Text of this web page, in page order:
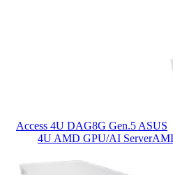
Access 4U DAG8G Gen.5 ASUS
4U AMD GPU/AI Server